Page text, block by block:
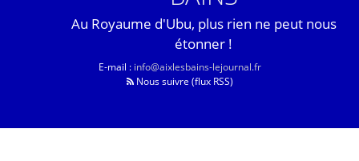
Au Royaume d'Ubu, plus rien ne peut nous
étonner !
E-mail : info@aixlesbains-lejournal.fr
Nous suivre (flux RSS)